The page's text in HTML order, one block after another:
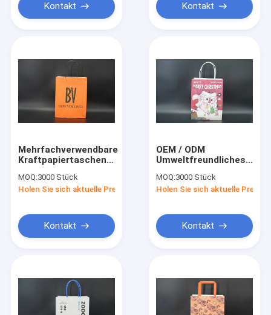
Kontakt Kontakt
Mehrfachverwendbare
Kraftpapiertaschen
schwarze verdrehte
Handgriffe
MOQ:3000 Stück
Holen Sie sich aktuelle Preis
Kontakt
OEM / ODM
Umweltfreundliches
Drucken für die
Weihnachtsfeier
MOQ:3000 Stück
Holen Sie sich aktuelle Preis
Kontakt